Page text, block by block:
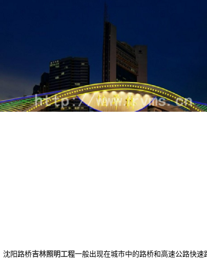
沈阳路桥吉林照明工程一般出现在城市中的路桥和高速公路快